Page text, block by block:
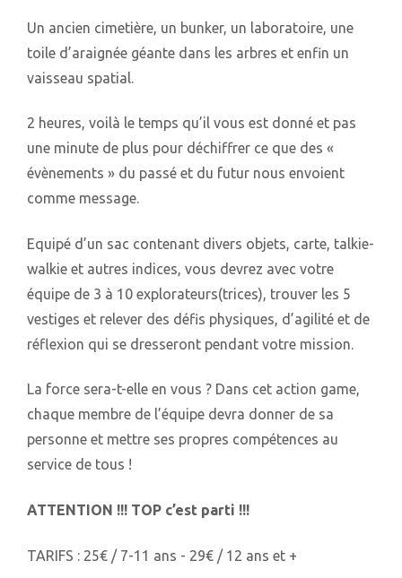
Un ancien cimetière, un bunker, un laboratoire, une
toile d’araignée géante dans les arbres et enfin un
vaisseau spatial.
2 heures, voilà le temps qu’il vous est donné et pas
une minute de plus pour déchiffrer ce que des «
évènements » du passé et du futur nous envoient
comme message.
Equipé d’un sac contenant divers objets, carte, talkie-
walkie et autres indices, vous devrez avec votre
équipe de 3 à 10 explorateurs(trices), trouver les 5
vestiges et relever des défis physiques, d’agilité et de
réflexion qui se dresseront pendant votre mission.
La force sera-t-elle en vous ? Dans cet action game,
chaque membre de l’équipe devra donner de sa
personne et mettre ses propres compétences au
service de tous !
ATTENTION !!! TOP c’est parti !!!
TARIFS : 25€ / 7-11 ans - 29€ / 12 ans et +